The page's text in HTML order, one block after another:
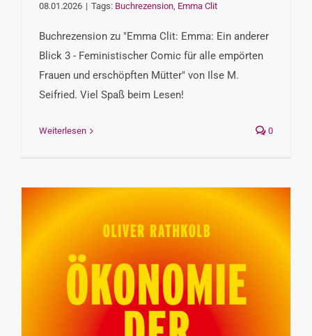
08.01.2026 | Tags: Buchrezension, Emma Clit
Buchrezension zu "Emma Clit: Emma: Ein anderer
Blick 3 ­- Feministischer Comic für alle empörten
Frauen und erschöpften Mütter" von Ilse M.
Seifried. Viel Spaß beim Lesen!
Weiterlesen 0